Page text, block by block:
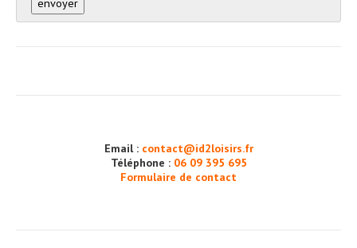
Email : contact@id2loisirs.fr
Téléphone : 06 09 395 695
Formulaire de contact